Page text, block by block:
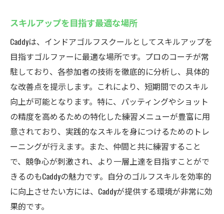
夜間でも安心の練習環境
時間を選ばないゴルフ練習の魅力
24時間営業が支持される理由
忙しい方に最適なゴルフスクール
夜間練習で効率的に上達
個室で集中できるインドアゴルフcaddy
プライベート空間でのゴルフ練習
個室の利点と集中力アップ
安心して練習できる理由
Caddyの個室が提供する価値
周囲を気にせずスキル向上
スキルアップを目指す最適な場所
Caddyは、インドアゴルフスクールとしてスキルアップを
目指すゴルファーに最適な場所です。プロのコーチが常
駐しており、各参加者の技術を徹底的に分析し、具体的
な改善点を提示します。これにより、短期間でのスキル
向上が可能となります。特に、パッティングやショット
の精度を高めるための特化した練習メニューが豊富に用
意されており、実践的なスキルを身につけるためのトレ
ーニングが行えます。また、仲間と共に練習すること
で、競争心が刺激され、より一層上達を目指すことがで
きるのもCaddyの魅力です。自分のゴルフスキルを効率的
に向上させたい方には、Caddyが提供する環境が非常に効
果的です。